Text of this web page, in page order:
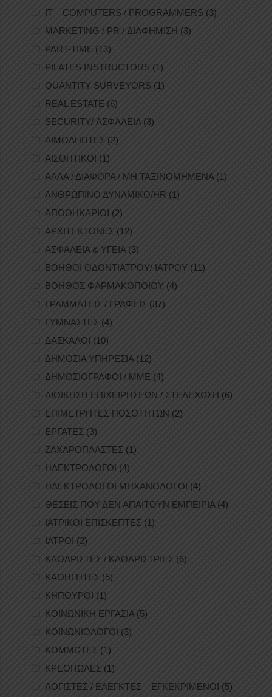
IT – COMPUTERS / PROGRAMMERS (3)
MARKETING / PR / ΔΙΑΦΗΜΙΣΗ (3)
PART-TIME (13)
PILATES INSTRUCTORS (1)
QUANTITY SURVEYORS (1)
REAL ESTATE (6)
SECURITY/ ΑΣΦΑΛΕΙΑ(3)
ΑΙΜΟΛΗΠΤΕΣ (2)
ΑΙΣΘΗΤΙΚΟΙ (1)
ΑΛΛΑ / ΔΙΑΦΟΡΑ / ΜΗ ΤΑΞΙΝΟΜΗΜΕΝΑ(1)
ΑΝΘΡΩΠΙΝΟ ΔΥΝΑΜΙΚΟ/HR (1)
ΑΠΟΘΗΚΑΡΙΟΙ (2)
ΑΡΧΙΤΕΚΤΟΝΕΣ (12)
ΑΣΦΑΛΕΙΑ & ΥΓΕΙΑ(3)
ΒΟΗΘΟΙ ΟΔΟΝΤΙΑΤΡΟΥ/ ΙΑΤΡΟΥ (11)
ΒΟΗΘΟΣ ΦΑΡΜΑΚΟΠΟΙΟΥ (4)
ΓΡΑΜΜΑΤΕΙΣ / ΓΡΑΦΕΙΣ (37)
ΓΥΜΝΑΣΤΕΣ (4)
ΔΑΣΚΑΛΟΙ (10)
ΔΗΜΟΣΙΑ ΥΠΗΡΕΣΙΑ(12)
ΔΗΜΟΣΙΟΓΡΑΦΟΙ / ΜΜΕ (4)
ΔΙΟΙΚΗΣΗ ΕΠΙΧΕΙΡΗΣΕΩΝ / ΣΤΕΛΕΧΩΣΗ (6)
ΕΠΙΜΕΤΡΗΤΕΣ ΠΟΣΟΤΗΤΩΝ (2)
ΕΡΓΑΤΕΣ (3)
ΖΑΧΑΡΟΠΛΑΣΤΕΣ (1)
ΗΛΕΚΤΡΟΛΟΓΟΙ (4)
ΗΛΕΚΤΡΟΛΟΓΟΙ ΜΗΧΑΝΟΛΟΓΟΙ (4)
ΘΕΣΕΙΣ ΠΟΥ ΔΕΝ ΑΠΑΙΤΟΥΝ ΕΜΠΕΙΡΙΑ (4)
ΙΑΤΡΙΚΟΙ ΕΠΙΣΚΕΠΤΕΣ (1)
ΙΑΤΡΟΙ (2)
ΚΑΘΑΡΙΣΤΕΣ / ΚΑΘΑΡΙΣΤΡΙΕΣ (6)
ΚΑΘΗΓΗΤΕΣ (5)
ΚΗΠΟΥΡΟΙ (1)
ΚΟΙΝΩΝΙΚΗ ΕΡΓΑΣΙΑ(5)
ΚΟΙΝΩΝΙΟΛΟΓΟΙ (3)
ΚΟΜΜΩΤΕΣ (1)
ΚΡΕΟΠΩΛΕΣ (1)
ΛΟΓΙΣΤΕΣ / ΕΛΕΓΚΤΕΣ – ΕΓΚΕΚΡΙΜΕΝΟΙ (5)